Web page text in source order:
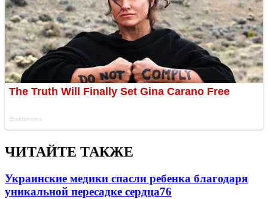
ЧИТАЙТЕ ТАКЖЕ
Украинские медики спасли ребенка благодаря
уникальной пересадке сердца76